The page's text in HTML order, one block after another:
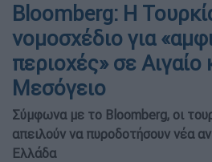
Bloomberg: Η
νομοσχέδιο για
περιοχές» σε Αιγαίο
Μεσόγειο
Σύμφωνα με το Bloomberg, οι
απειλούν να πυροδοτήσουν νέα
Ελλάδα